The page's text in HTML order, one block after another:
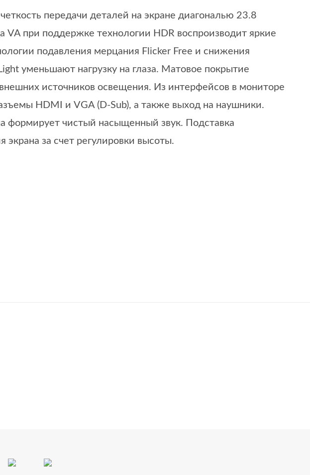
передачи деталей на экране диагональю 23.8
при поддержке технологии HDR воспроизводит яркие
подавления мерцания Flicker Free и снижения
уменьшают нагрузку на глаза. Матовое покрытие
источников освещения. Из интерфейсов в мониторе
HDMI и VGA (D-Sub), а также выход на наушники.
формирует чистый насыщенный звук. Подставка
за счет регулировки высоты.